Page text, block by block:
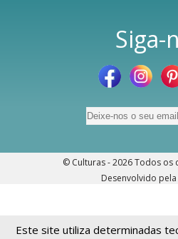
Este site utiliza determinadas
Siga-
© Culturas - 2026Todos os
Desenvolvido pela